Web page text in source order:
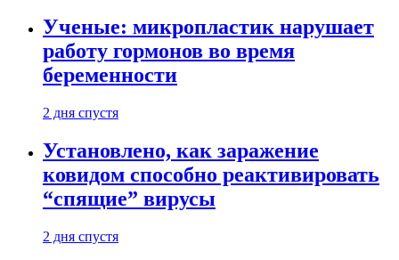
Ученые: микропластик нарушает
работу гормонов во время
беременности
2 дня спустя
Установлено, как заражение
ковидом способно реактивировать
“спящие” вирусы
2 дня спустя